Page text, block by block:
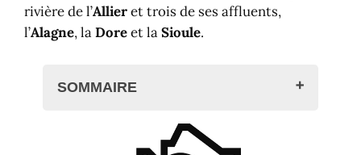
rivière de l’Allieret trois de ses affluents,
l’Alagne, laDoreet laSioule.
SOMMAIRE
Le Puy-de-Dôme